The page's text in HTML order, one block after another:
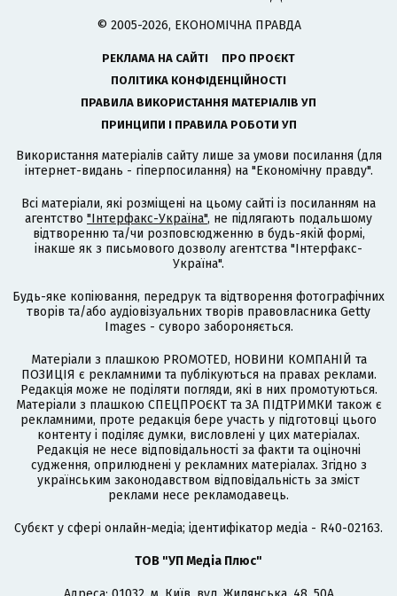
© 2005-2026, ЕКОНОМІЧНА ПРАВДА
РЕКЛАМА НА САЙТІ
ПРО ПРОЄКТ
ПОЛІТИКА КОНФІДЕНЦІЙНОСТІ
ПРАВИЛА ВИКОРИСТАННЯ МАТЕРІАЛІВ УП
ПРИНЦИПИ І ПРАВИЛА РОБОТИ УП
Використання матеріалів сайту лише за умови посилання (для
інтернет-видань - гіперпосилання) на "Економічну правду".
Всі матеріали, які розміщені на цьому сайті із посиланням на
агентство "Інтерфакс-Україна", не підлягають подальшому
відтворенню та/чи розповсюдженню в будь-якій формі,
інакше як з письмового дозволу агентства "Інтерфакс-
Україна".
Будь-яке копіювання, передрук та відтворення фотографічних
творів та/або аудіовізуальних творів правовласника Getty
Images - суворо забороняється.
Матеріали з плашкою PROMOTED, НОВИНИ КОМПАНІЙ та
ПОЗИЦІЯ є рекламними та публікуються на правах реклами.
Редакція може не поділяти погляди, які в них промотуються.
Матеріали з плашкою СПЕЦПРОЄКТ та ЗА ПІДТРИМКИ також є
рекламними, проте редакція бере участь у підготовці цього
контенту і поділяє думки, висловлені у цих матеріалах.
Редакція не несе відповідальності за факти та оціночні
судження, оприлюднені у рекламних матеріалах. Згідно з
українським законодавством відповідальність за зміст
реклами несе рекламодавець.
Cубєкт у сфері онлайн-медіа; ідентифікатор медіа - R40-02163.
ТОВ "УП Медіа Плюс"